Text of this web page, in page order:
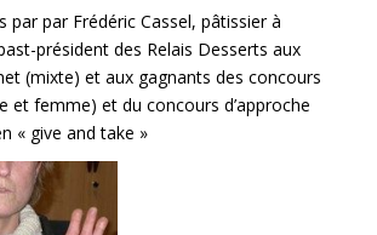
par par Frédéric Cassel, pâtissier à
président des Relais Desserts aux
(mixte) et aux gagnants des concours
et femme) et du concours d’approche
« give and take »